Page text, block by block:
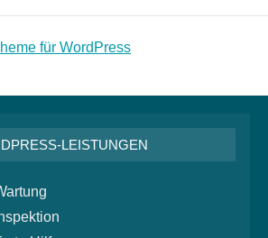
LEISTUNGEN